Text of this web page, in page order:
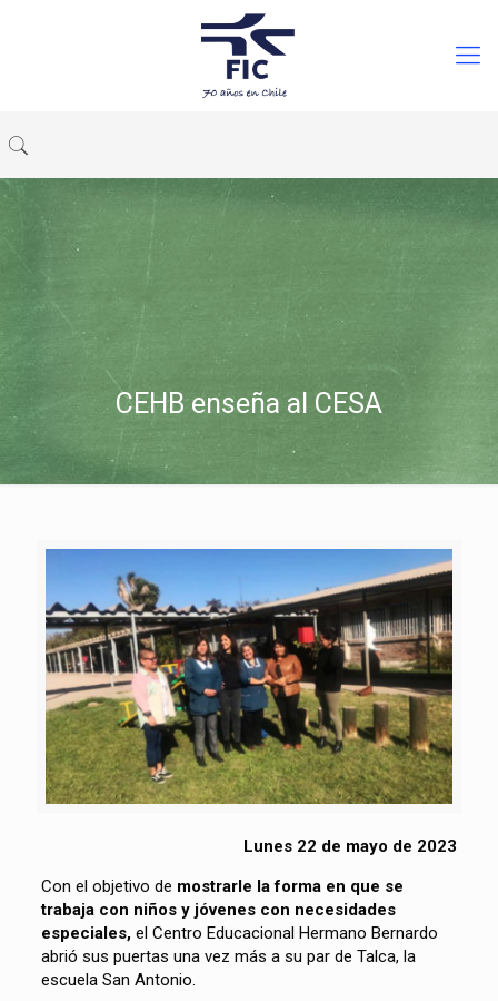
CEHB enseña al CESA
Lunes 22 de mayo de 2023
Con el objetivo de mostrarle la forma en que se
trabaja con niños y jóvenes con necesidades
especiales,el Centro Educacional Hermano Bernardo
abrió sus puertas una vez más a su par de Talca, la
escuela San Antonio.